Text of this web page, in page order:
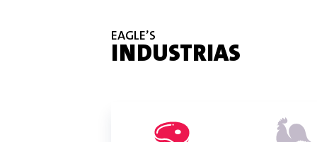
EAGLE’S
INDUSTRIAS